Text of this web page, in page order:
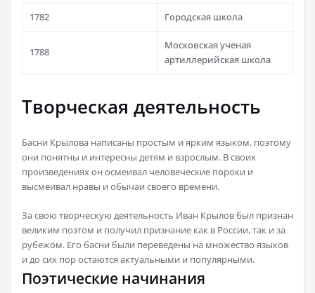
1782 Городская школа
1788
Московская ученая
артиллерийская школа
Творческая деятельность
Басни Крылова написаны простым и ярким языком, поэтому
они понятны и интересны детям и взрослым. В своих
произведениях он осмеивал человеческие пороки и
высмеивал нравы и обычаи своего времени.
За свою творческую деятельность Иван Крылов был признан
великим поэтом и получил признание как в России, так и за
рубежом. Его басни были переведены на множество языков
и до сих пор остаются актуальными и популярными.
Поэтические начинания